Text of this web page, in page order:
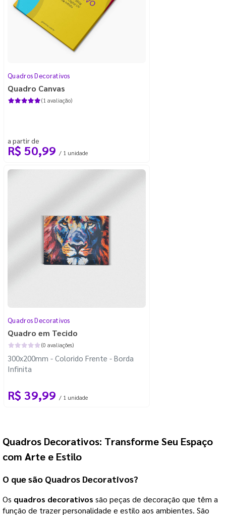
Quadros Decorativos
Quadro Canvas
(1 avaliação)
a partir de
R$ 50,99 / 1 unidade
Quadros Decorativos
Quadro em Tecido
(0 avaliações)
300x200mm - Colorido Frente - Borda
Infinita
R$ 39,99 / 1 unidade
Quadros Decorativos: Transforme Seu Espaço
com Arte e Estilo
O que são Quadros Decorativos?
Os quadros decorativos são peças de decoração que têm a
função de trazer personalidade e estilo aos ambientes. São